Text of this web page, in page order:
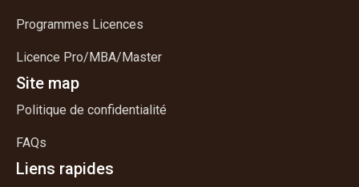
Programmes Licences
Licence Pro/MBA/Master
Site map
Politique de confidentialité
FAQs
Liens rapides